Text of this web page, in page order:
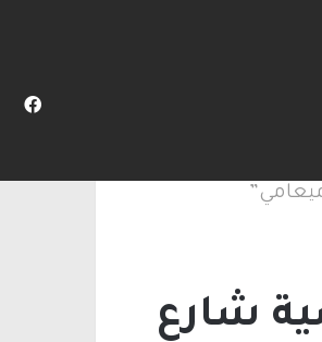
عن
شارع